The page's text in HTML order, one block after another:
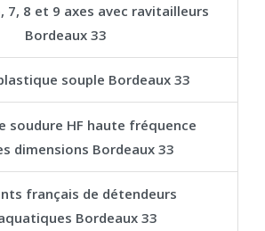
7, 8 et 9 axes avec ravitailleurs
Bordeaux 33
souple Bordeaux 33
soudure HF haute fréquence
dimensions Bordeaux 33
français de détendeurs
Bordeaux 33